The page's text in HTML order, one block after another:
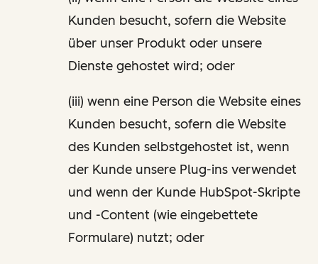
Kunden besucht, sofern die Website
über unser Produkt oder unsere
Dienste gehostet wird; oder
(iii) wenn eine Person die Website eines
Kunden besucht, sofern die Website
des Kunden selbstgehostet ist, wenn
der Kunde unsere Plug-ins verwendet
und wenn der Kunde HubSpot-Skripte
und -Content (wie eingebettete
Formulare) nutzt; oder